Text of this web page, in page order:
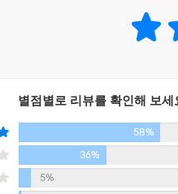
별점별로 리뷰를 확인해 보세
58%
36%
5%